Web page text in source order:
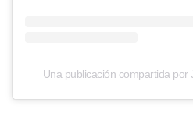
Una publicación compartida por